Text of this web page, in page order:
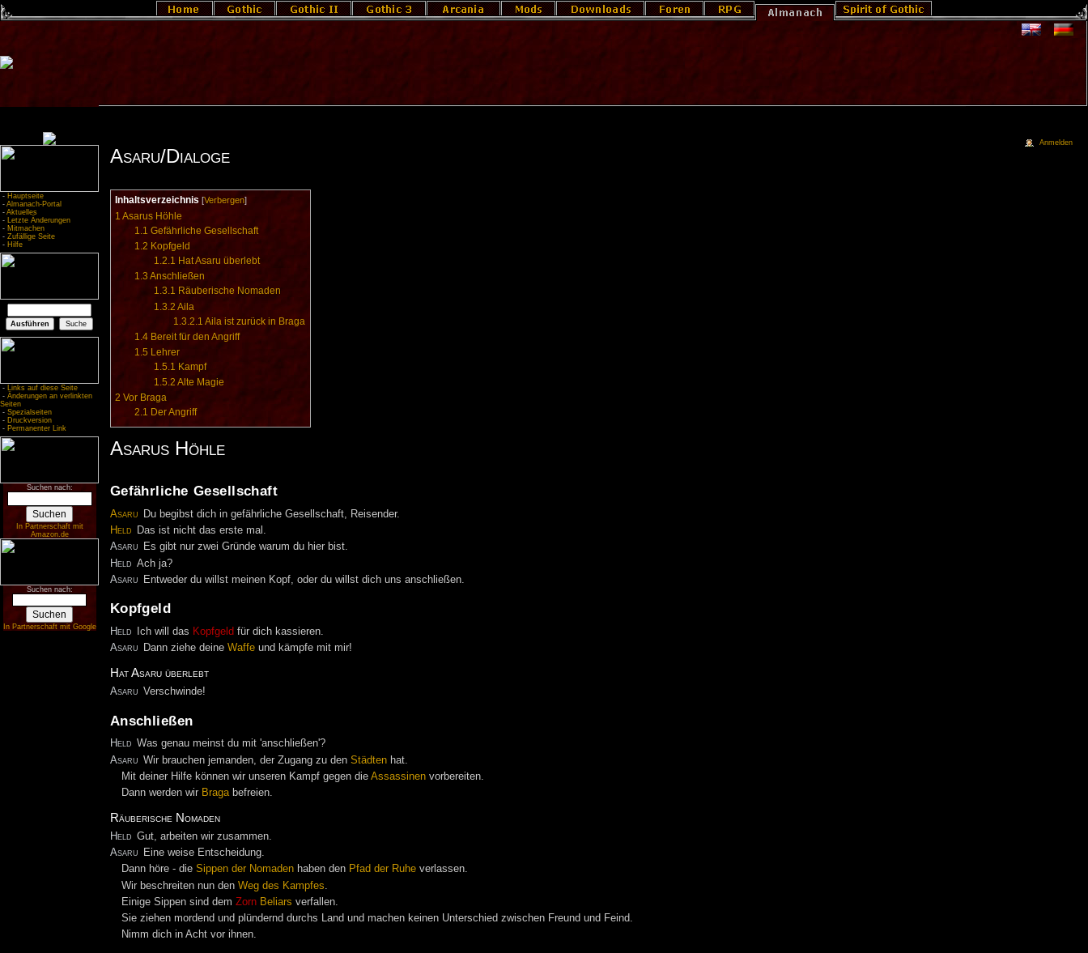
- Hauptseite
- Almanach-Portal
- Aktuelles
- Letzte Änderungen
- Mitmachen
- Zufällige Seite
- Hilfe
- Links auf diese Seite
- Änderungen an verlinkten
Seiten
- Spezialseiten
- Druckversion
- Permanenter Link
Suchen nach:
In Partnerschaft mit
Amazon.de
Suchen nach:
In Partnerschaft mit Google
Asaru/Dialoge
Inhaltsverzeichnis [Verbergen]
1 Asarus Höhle
1.1 Gefährliche Gesellschaft
1.2 Kopfgeld
1.2.1 Hat Asaru überlebt
1.3 Anschließen
1.3.1 Räuberische Nomaden
1.3.2 Aila
1.3.2.1 Aila ist zurück in Braga
1.4 Bereit für den Angriff
1.5 Lehrer
1.5.1 Kampf
1.5.2 Alte Magie
2 Vor Braga
2.1 Der Angriff
Asarus Höhle
Gefährliche Gesellschaft
Asaru
Du begibst dich in gefährliche Gesellschaft, Reisender.
Held
Das ist nicht das erste mal.
Asaru
Es gibt nur zwei Gründe warum du hier bist.
Held Ach ja?
Asaru
Entweder du willst meinen Kopf, oder du willst dich uns anschließen.
Kopfgeld
Held Ich will das Kopfgeld für dich kassieren.
Asaru
Dann ziehe deineWaffe und kämpfe mit mir!
Hat Asaru überlebt
Asaru Verschwinde!
Anschließen
Held Was genau meinst du mit 'anschließen'?
Asaru Wir brauchen jemanden, der Zugang zu denStädten hat.
Mit deiner Hilfe können wir unseren Kampf gegen die Assassinenvorbereiten.
Dann werden wir Bragabefreien.
Räuberische Nomaden
Held Gut, arbeiten wir zusammen.
Asaru
Eine weise Entscheidung.
Dann höre - die Sippen der Nomadenhaben den Pfad der Ruheverlassen.
Wir beschreiten nun den Weg des Kampfes
Einige Sippen sind dem Zorn Beliars verfallen.
Sie ziehen mordend und plündernd durchs Land und machen keinen Unterschied zwischen Freund und Feind.
Nimm dich in Acht vor ihnen.
Anmelden